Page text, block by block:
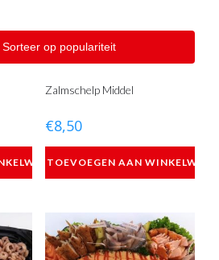
Zalmschelp Middel
€8,50
TOEVOEGEN AAN